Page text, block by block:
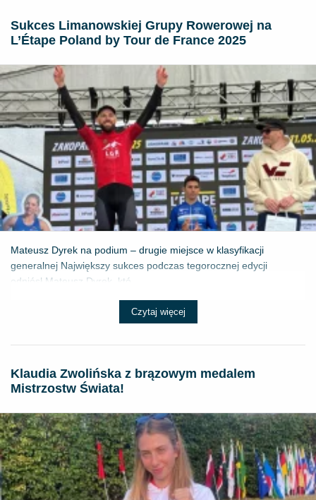
Sukces Limanowskiej Grupy Rowerowej na
L’Étape Poland by Tour de France 2025
Mateusz Dyrek na podium – drugie miejsce w klasyfikacji
generalnej Największy sukces podczas tegorocznej edycji
odniósł Mateusz Dyrek, któ...
Czytaj więcej
Klaudia Zwolińska z brązowym medalem
Mistrzostw Świata!